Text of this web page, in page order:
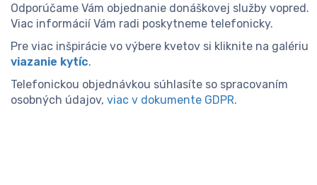
Odporúčame Vám objednanie donáškovej služby vopred.
Viac informácií Vám radi poskytneme telefonicky.
Pre viac inšpirácie vo výbere kvetov si kliknite na galériu
viazanie kytíc.
Telefonickou objednávkou súhlasíte so spracovaním
osobných údajov, viac v dokumente GDPR.